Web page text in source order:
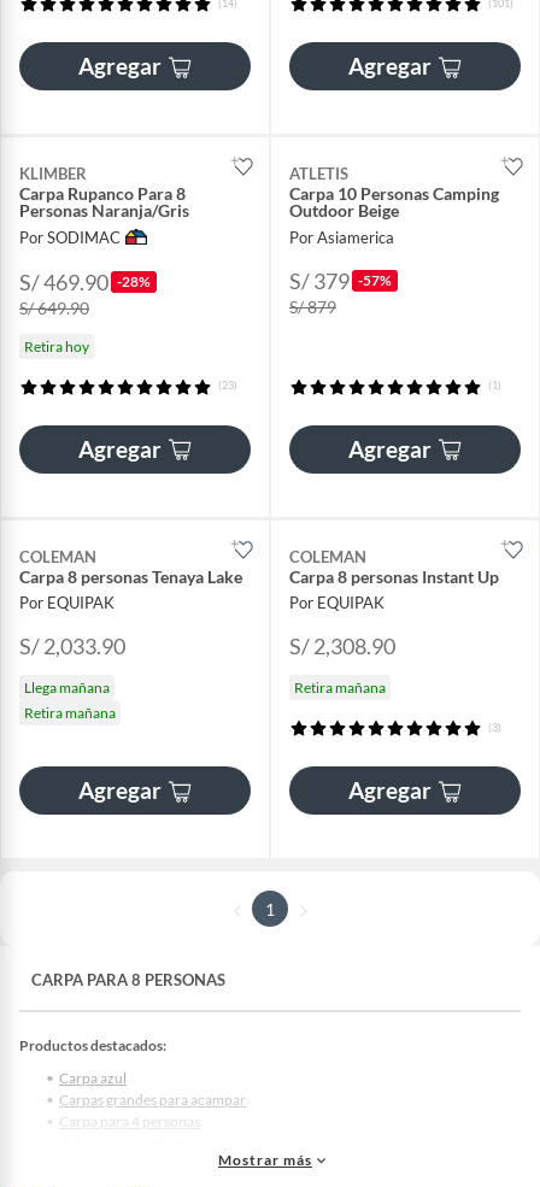
(14)
Agregar
(101)
Agregar
KLIMBER
Carpa Rupanco Para 8
Personas Naranja/Gris
Por SODIMAC
S/ 469.90 -28%
S/ 649.90
Retira hoy
(23)
Agregar
ATLETIS
Carpa 10 Personas Camping
Outdoor Beige
Por Asiamerica
S/ 379 -57%
S/ 879
(1)
Agregar
COLEMAN
Carpa 8 personas Tenaya Lake
Por EQUIPAK
S/ 2,033.90
Llega mañana
Retira mañana
Agregar
COLEMAN
Carpa 8 personas Instant Up
Por EQUIPAK
S/ 2,308.90
Retira mañana
(3)
Agregar
1
CARPA PARA 8 PERSONAS
Productos destacados:
Carpa azul
Carpas grandes para acampar
Carpa para 4 personas
Carpas para acampar 2 personasMostrar más